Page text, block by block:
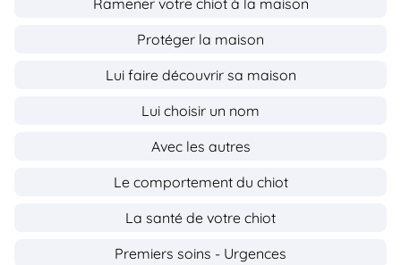
Protéger la maison
Lui faire découvrir sa maison
Lui choisir un nom
Avec les autres
Le comportement du chiot
La santé de votre chiot
Premiers soins - Urgences